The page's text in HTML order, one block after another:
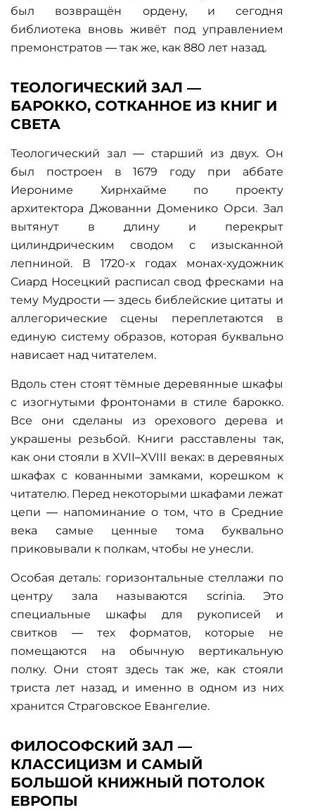
был возвращён ордену, и сегодня
библиотека вновь живёт под управлением
премонстратов — так же, как 880 лет назад.
ТЕОЛОГИЧЕСКИЙ ЗАЛ —
БАРОККО, СОТКАННОЕ ИЗ КНИГ И
СВЕТА
Теологический зал — старший из двух. Он
был построен в 1679 году при аббате
Иерониме Хирнхайме по проекту
архитектора Джованни Доменико Орси. Зал
вытянут в длину и перекрыт
цилиндрическим сводом с изысканной
лепниной. В 1720-х годах монах-художник
Сиард Носецкий расписал свод фресками на
тему Мудрости — здесь библейские цитаты и
аллегорические сцены переплетаются в
единую систему образов, которая буквально
нависает над читателем.
Вдоль стен стоят тёмные деревянные шкафы
с изогнутыми фронтонами в стиле барокко.
Все они сделаны из орехового дерева и
украшены резьбой. Книги расставлены так,
как они стояли в XVII–XVIII веках: в деревяных
шкафах с кованными замками, корешком к
читателю. Перед некоторыми шкафами лежат
цепи — напоминание о том, что в Средние
века самые ценные тома буквально
приковывали к полкам, чтобы не унесли.
Особая деталь: горизонтальные стеллажи по
центру зала называются scrinia. Это
специальные шкафы для рукописей и
свитков — тех форматов, которые не
помещаются на обычную вертикальную
полку. Они стоят здесь так же, как стояли
триста лет назад, и именно в одном из них
хранится Страговское Евангелие.
ФИЛОСОФСКИЙ ЗАЛ —
КЛАССИЦИЗМ И САМЫЙ
БОЛЬШОЙ КНИЖНЫЙ ПОТОЛОК
ЕВРОПЫ